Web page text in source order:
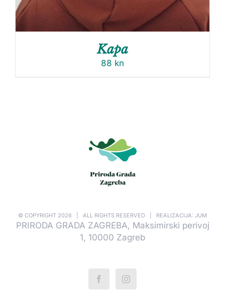
Kapa
88 kn
© COPYRIGHT 2026 | ALL RIGHTS RESERVED | REALIZACIJA: JUM
PRIRODA GRADA ZAGREBA, Maksimirski perivoj
1, 10000 Zagreb